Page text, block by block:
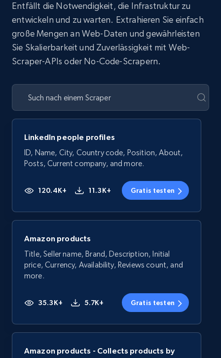
Entfällt die Notwendigkeit, die Infrastruktur zu
entwickeln und zu warten. Extrahieren Sie einfach
große Mengen an Web-Daten und gewährleisten
Sie Skalierbarkeit und Zuverlässigkeit mit Web-
Scraper-APIs oder No-Code-Scrapern.
LinkedIn people profiles
ID, Name, City, Country code, Position, About,
Posts, Current company, and more.
120.4K+ 11.3K+ Gratis testen
Amazon products
Title, Seller name, Brand, Description, Initial
price, Currency, Availability, Reviews count, and
more.
35.3K+ 5.7K+ Gratis testen
Amazon products - Collects products by